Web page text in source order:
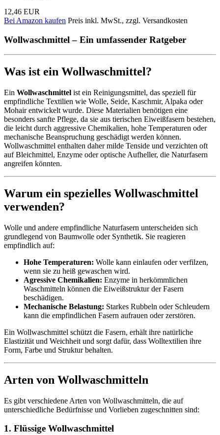
12,46 EUR
Bei Amazon kaufen Preis inkl. MwSt., zzgl. Versandkosten
Wollwaschmittel – Ein umfassender Ratgeber
Was ist ein Wollwaschmittel?
Ein Wollwaschmittel ist ein Reinigungsmittel, das speziell für
empfindliche Textilien wie Wolle, Seide, Kaschmir, Alpaka oder
Mohair entwickelt wurde. Diese Materialien benötigen eine
besonders sanfte Pflege, da sie aus tierischen Eiweißfasern bestehen,
die leicht durch aggressive Chemikalien, hohe Temperaturen oder
mechanische Beanspruchung geschädigt werden können.
Wollwaschmittel enthalten daher milde Tenside und verzichten oft
auf Bleichmittel, Enzyme oder optische Aufheller, die Naturfasern
angreifen könnten.
Warum ein spezielles Wollwaschmittel
verwenden?
Wolle und andere empfindliche Naturfasern unterscheiden sich
grundlegend von Baumwolle oder Synthetik. Sie reagieren
empfindlich auf:
Hohe Temperaturen: Wolle kann einlaufen oder verfilzen,
wenn sie zu heiß gewaschen wird.
Agressive Chemikalien: Enzyme in herkömmlichen
Waschmitteln können die Eiweißstruktur der Fasern
beschädigen.
Mechanische Belastung: Starkes Rubbeln oder Schleudern
kann die empfindlichen Fasern aufrauen oder zerstören.
Ein Wollwaschmittel schützt die Fasern, erhält ihre natürliche
Elastizität und Weichheit und sorgt dafür, dass Wolltextilien ihre
Form, Farbe und Struktur behalten.
Arten von Wollwaschmitteln
Es gibt verschiedene Arten von Wollwaschmitteln, die auf
unterschiedliche Bedürfnisse und Vorlieben zugeschnitten sind:
1. Flüssige Wollwaschmittel